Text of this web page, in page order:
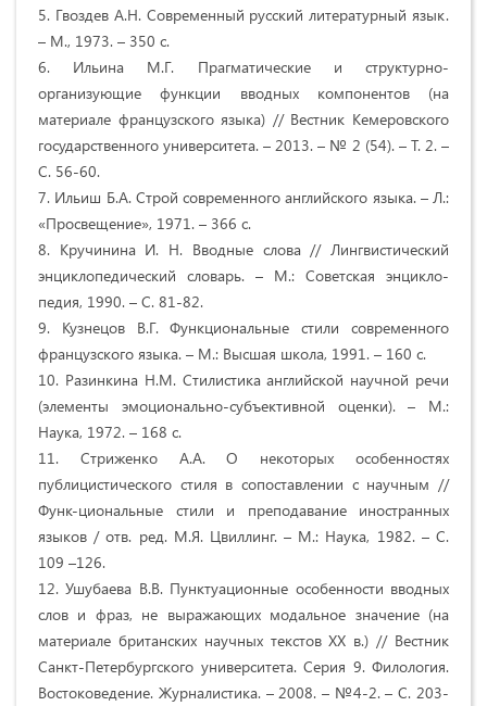
5. Гвоздев А.Н. Современный русский литературный язык.
– М., 1973. – 350 с.
6. Ильина М.Г. Прагматические и структурно-
организующие функции вводных компонентов (на
материале французского языка) // Вестник Кемеровского
государственного университета. – 2013. – № 2 (54). – Т. 2. –
С. 56-60.
7. Ильиш Б.А. Строй современного английского языка. – Л.:
«Просвещение», 1971. – 366 с.
8. Кручинина И. Н. Вводные слова // Лингвистический
энциклопедический словарь. – М.: Советская энцикло-
педия, 1990. – С. 81-82.
9. Кузнецов В.Г. Функциональные стили современного
французского языка. – М.: Высшая школа, 1991. – 160 с.
10. Разинкина Н.М. Стилистика английской научной речи
(элементы эмоционально-субъективной оценки). – М.:
Наука, 1972. – 168 с.
11. Стриженко А.А. О некоторых особенностях
публицистического стиля в сопоставлении с научным //
Функ-циональные стили и преподавание иностранных
языков / отв. ред. М.Я. Цвиллинг. – М.: Наука, 1982. – С.
109 –126.
12. Ушубаева В.В. Пунктуационные особенности вводных
слов и фраз, не выражающих модальное значение (на
материале британских научных текстов XX в.) // Вестник
Санкт-Петербургского университета. Серия 9. Филология.
Востоковедение. Журналистика. – 2008. – №4-2. – С. 203-